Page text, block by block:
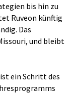
bis hin zu
Ruveon künftig
Das
und bleibt
ein Schritt des